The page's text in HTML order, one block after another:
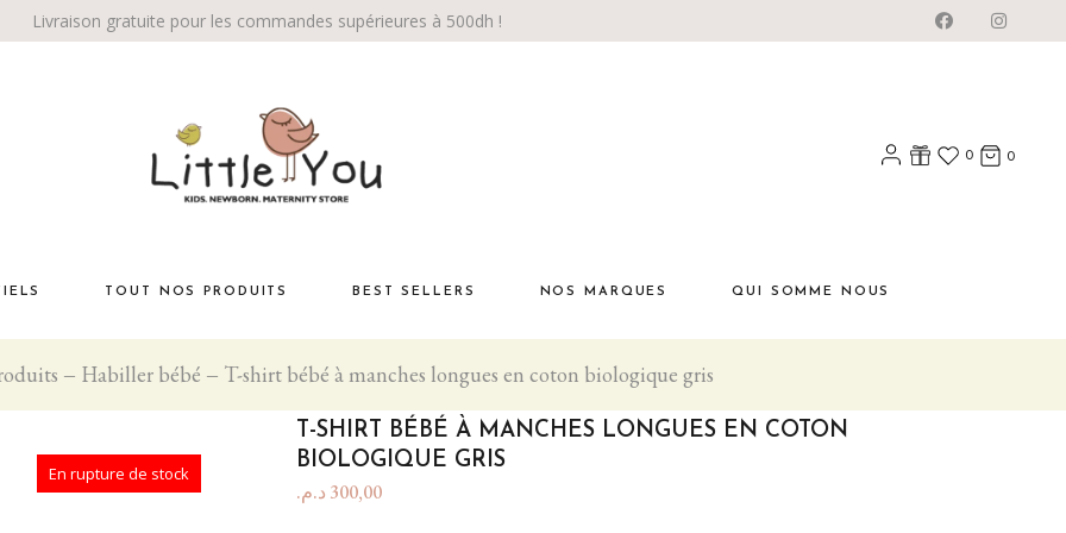
Livraison gratuite pour les commandes supérieures à 500dh !
0 0
TOUT NOS PRODUITS
Habiller bébé
Éveil bébé
BEST SELLERS NOS MARQUES QUI SOMME NOUS
Habiller bébé T-shirt bébé à manches longues en coton biologique gris
En rupture de stock
T-SHIRT BÉBÉ À MANCHES LONGUES EN COTON
BIOLOGIQUE GRIS
300,00 د.م.